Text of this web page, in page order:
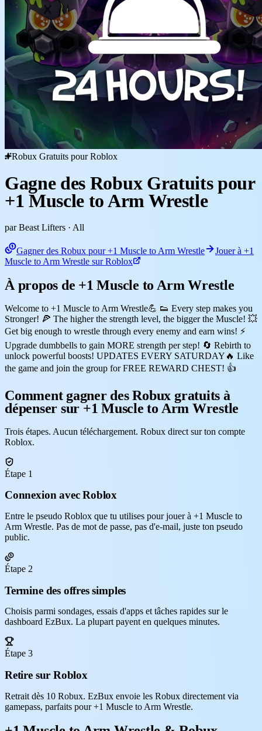
Robux Gratuits pour Roblox
Gagne des Robux Gratuits pour
+1 Muscle to Arm Wrestle
par Beast Lifters · All
Gagner des Robux pour +1 Muscle to Arm Wrestle
Jouer à +1
Muscle to Arm Wrestle sur Roblox
À propos de +1 Muscle to Arm Wrestle
Welcome to +1 Muscle to Arm Wrestle💪 👟 Every step makes you
Stronger! 🍕 The higher the strength level, the bigger the Muscle! 💥
Get big enough to wrestle through every enemy and earn wins! ⚡
Upgrade dumbbells to gain MORE strength per step! 🔄 Rebirth to
unlock powerful boosts! UPDATES EVERY SATURDAY🔥 Like
the game and join the group for FREE REWARD CHEST! 👍
Comment gagner des Robux gratuits à
dépenser sur +1 Muscle to Arm Wrestle
Trois étapes. Aucun téléchargement. Robux direct sur ton compte
Roblox.
Étape 1
Connexion avec Roblox
Entre le pseudo Roblox que tu utilises pour jouer à +1 Muscle to
Arm Wrestle. Pas de mot de passe, pas d'e-mail, juste ton pseudo
public.
Étape 2
Termine des offres simples
Choisis parmi sondages, essais d'apps et tâches rapides sur le
dashboard EzBux. La plupart payent en quelques minutes.
Étape 3
Retire sur Roblox
Retrait dès 10 Robux. EzBux envoie les Robux directement via
gamepass, parfaits pour +1 Muscle to Arm Wrestle.